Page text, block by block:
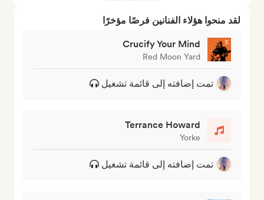
لقد منحوا هؤلاء الفنانين فرصًا مؤخرًا
Crucify Your Mind
Red Moon Yard
تمت إضافته إلى قائمة تشغيل
Terrance Howard
Yorke
تمت إضافته إلى قائمة تشغيل